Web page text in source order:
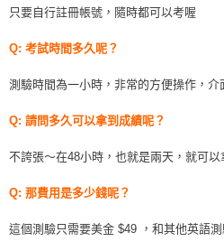
只要自行註冊帳號，隨時都可以考喔
Q: 考試時間多久呢？
測驗時間為一小時，非常的方便操作，介
Q: 請問多久可以拿到成績呢？
不誇張～在48小時，也就是兩天，就可
Q: 那費用是多少錢呢？
這個測驗只需要美金 $49 ，和其他英語